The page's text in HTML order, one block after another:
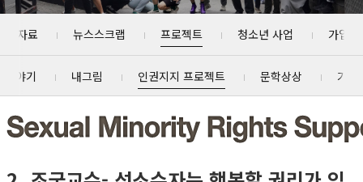
자료 뉴스스크랩 프로젝트 청소년 사업 가입인
이야기 내그림 인권지지 프로젝트 문학상상 가진